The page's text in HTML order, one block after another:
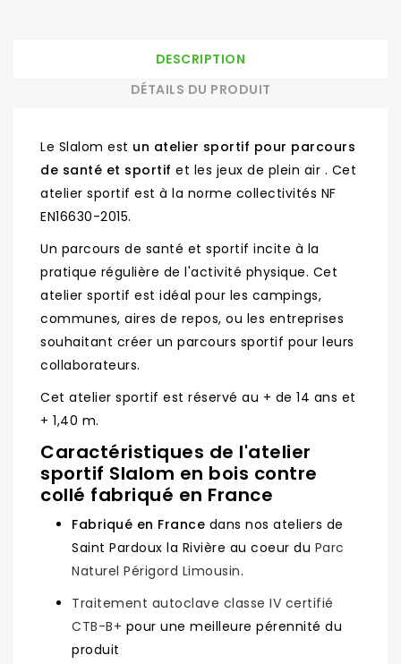
DESCRIPTION
DÉTAILS DU PRODUIT
Le Slalom est un atelier sportif pour parcours
de santé et sportif et les jeux de plein air . Cet
atelier sportif est à la norme collectivités NF
EN16630-2015.
Un parcours de santé et sportif incite à la
pratique régulière de l'activité physique. Cet
atelier sportif est idéal pour les campings,
communes, aires de repos, ou les entreprises
souhaitant créer un parcours sportif pour leurs
collaborateurs.
Cet atelier sportif est réservé au + de 14 ans et
+ 1,40 m.
Caractéristiques de l'atelier
sportif Slalom en bois contre
collé fabriqué en France
Fabriqué en France dans nos ateliers de
Saint Pardoux la Rivière au coeur du Parc
Naturel Périgord Limousin.
Traitement autoclave classe IV certifié
CTB-B+ pour une meilleure pérennité du
produit